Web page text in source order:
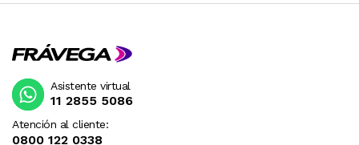
Atención al cliente:
0800 122 0338
Asistente virtual
11 2855 5086